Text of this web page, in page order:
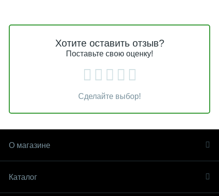
Хотите оставить отзыв?
Поставьте свою оценку!
Сделайте выбор!
О магазине
Каталог